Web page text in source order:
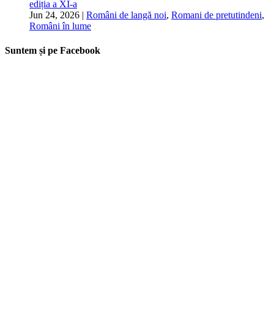
ediția a XI-a
Jun 24, 2026
Români de langă noi, Romani de pretutindeni,
Români în lume
Suntem și pe Facebook